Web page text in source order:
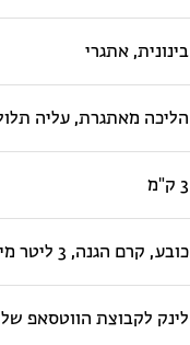
בינונית, אתגרי
הליכה מאתגרת, עליה
3 ק"מ
כובע, קרם הגנה, 3 ליטר מים, נשנוש, נעליים סגורות
לינק לקבוצת הווטסאפ של